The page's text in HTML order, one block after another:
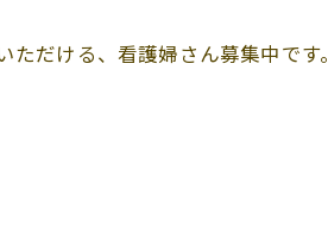
だける、看護婦さん募集中です。